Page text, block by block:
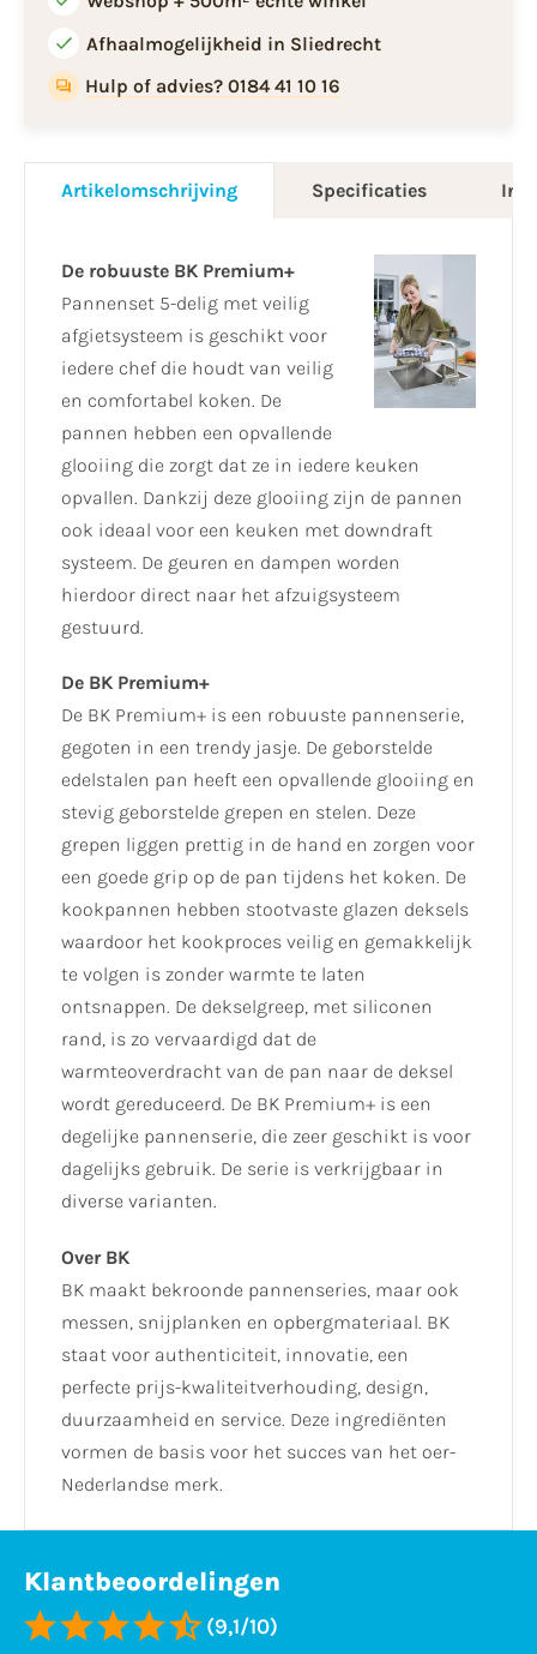
Afhaalmogelijkheid in Sliedrecht
Hulp of advies? 0184 41 10 16
Artikelomschrijving Specificaties
De robuuste BK Premium+
Pannenset 5-delig met veilig
afgietsysteem is geschikt voor
iedere chef die houdt van veilig
en comfortabel koken. De
pannen hebben een opvallende
glooiing die zorgt dat ze in iedere keuken
opvallen. Dankzij deze glooiing zijn de pannen
ook ideaal voor een keuken met downdraft
systeem. De geuren en dampen worden
hierdoor direct naar het afzuigsysteem
gestuurd.
De BK Premium+
De BK Premium+ is een robuuste pannenserie,
gegoten in een trendy jasje. De geborstelde
edelstalen pan heeft een opvallende glooiing en
stevig geborstelde grepen en stelen. Deze
grepen liggen prettig in de hand en zorgen voor
een goede grip op de pan tijdens het koken. De
kookpannen hebben stootvaste glazen deksels
waardoor het kookproces veilig en gemakkelijk
te volgen is zonder warmte te laten
ontsnappen. De dekselgreep, met siliconen
rand, is zo vervaardigd dat de
warmteoverdracht van de pan naar de deksel
wordt gereduceerd. De BK Premium+ is een
degelijke pannenserie, die zeer geschikt is voor
dagelijks gebruik. De serie is verkrijgbaar in
diverse varianten.
Over BK
BK maakt bekroonde pannenseries, maar ook
messen, snijplanken en opbergmateriaal. BK
staat voor authenticiteit, innovatie, een
perfecte prijs-kwaliteitverhouding, design,
duurzaamheid en service. Deze ingrediënten
vormen de basis voor het succes van het oer-
Nederlandse merk.
Klantbeoordelingen
(9,1/10)